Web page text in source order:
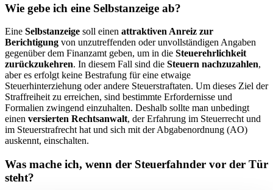
Wie gebe ich eine Selbstanzeige ab?
Eine Selbstanzeige soll einen attraktiven Anreiz zur
Berichtigung von unzutreffenden oder unvollständigen Angaben
gegenüber dem Finanzamt geben, um in die Steuerehrlichkeit
zurückzukehren. In diesem Fall sind die Steuern nachzuzahlen,
aber es erfolgt keine Bestrafung für eine etwaige
Steuerhinterziehung oder andere Steuerstraftaten. Um dieses Ziel der
Straffreiheit zu erreichen, sind bestimmte Erfordernisse und
Formalien zwingend einzuhalten. Deshalb sollte man unbedingt
einen versierten Rechtsanwalt, der Erfahrung im Steuerrecht und
im Steuerstrafrecht hat und sich mit der Abgabenordnung (AO)
auskennt, einschalten.
Was mache ich, wenn der Steuerfahnder vor der Tür
steht?